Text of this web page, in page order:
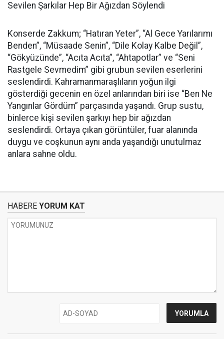
Sevilen Şarkılar Hep Bir Ağızdan Söylendi
Konserde Zakkum; “Hatıran Yeter”, “Al Gece Yarılarımı
Benden”, “Müsaade Senin”, “Dile Kolay Kalbe Değil”,
“Gökyüzünde”, “Acıta Acıta”, “Ahtapotlar” ve “Seni
Rastgele Sevmedim” gibi grubun sevilen eserlerini
seslendirdi. Kahramanmaraşlıların yoğun ilgi
gösterdiği gecenin en özel anlarından biri ise “Ben Ne
Yangınlar Gördüm” parçasında yaşandı. Grup sustu,
binlerce kişi sevilen şarkıyı hep bir ağızdan
seslendirdi. Ortaya çıkan görüntüler, fuar alanında
duygu ve coşkunun aynı anda yaşandığı unutulmaz
anlara sahne oldu.
HABERE YORUM KAT